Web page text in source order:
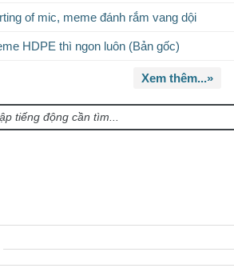
of mic, meme đánh rắm vang dội
HDPE thì ngon luôn (Bản gốc)
Xem thêm...»